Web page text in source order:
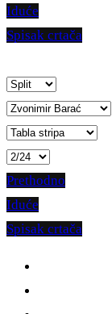
Iduće
Spisak crtača
Prethodno
Iduće
Spisak crtača